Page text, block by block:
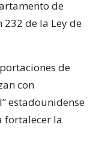
de
de la Ley de
de
con
estadounidense
fortalecer la